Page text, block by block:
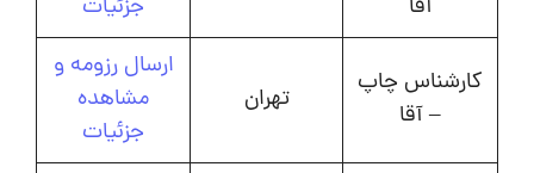
آقا
جزئیات
کارشناس چاپ
– آقا
تهران
ارسال رزومه و
مشاهده
جزئیات